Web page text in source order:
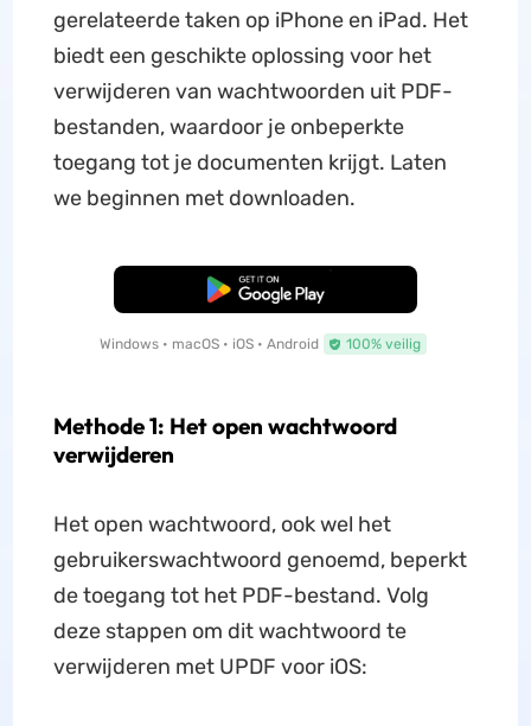
gerelateerde taken op iPhone en iPad. Het
biedt een geschikte oplossing voor het
verwijderen van wachtwoorden uit PDF-
bestanden, waardoor je onbeperkte
toegang tot je documenten krijgt. Laten
we beginnen met downloaden.
Gratis Download
Windows • macOS • iOS • Android 100% veilig
Methode 1: Het open wachtwoord
verwijderen
Het open wachtwoord, ook wel het
gebruikerswachtwoord genoemd, beperkt
de toegang tot het PDF-bestand. Volg
deze stappen om dit wachtwoord te
verwijderen met UPDF voor iOS: